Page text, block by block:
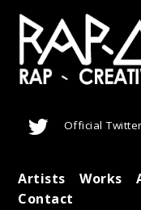
Official Twitter
Artists Works
Contact